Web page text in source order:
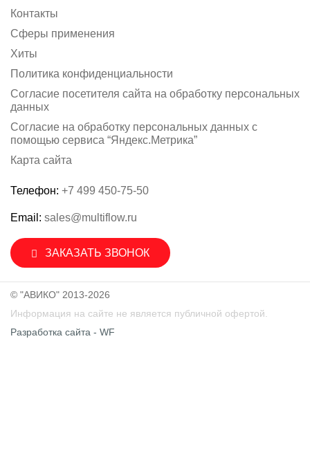
Контакты
Сферы применения
Хиты
Политика конфиденциальности
Согласие посетителя сайта на обработку персональных
данных
Согласие на обработку персональных данных с
помощью сервиса “Яндекс.Метрика”
Карта сайта
Телефон: +7 499 450-75-50
Email: sales@multiflow.ru
ЗАКАЗАТЬ ЗВОНОК
© "АВИКО" 2013-2026
Информация на сайте не является публичной офертой.
Разработка сайта - WF